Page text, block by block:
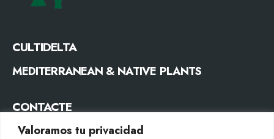
Valoramos tu privacidad
CULTIDELTA
MEDITERRANEAN & NATIVE PLANTS
CONTACTE
Tel. +34 977053013